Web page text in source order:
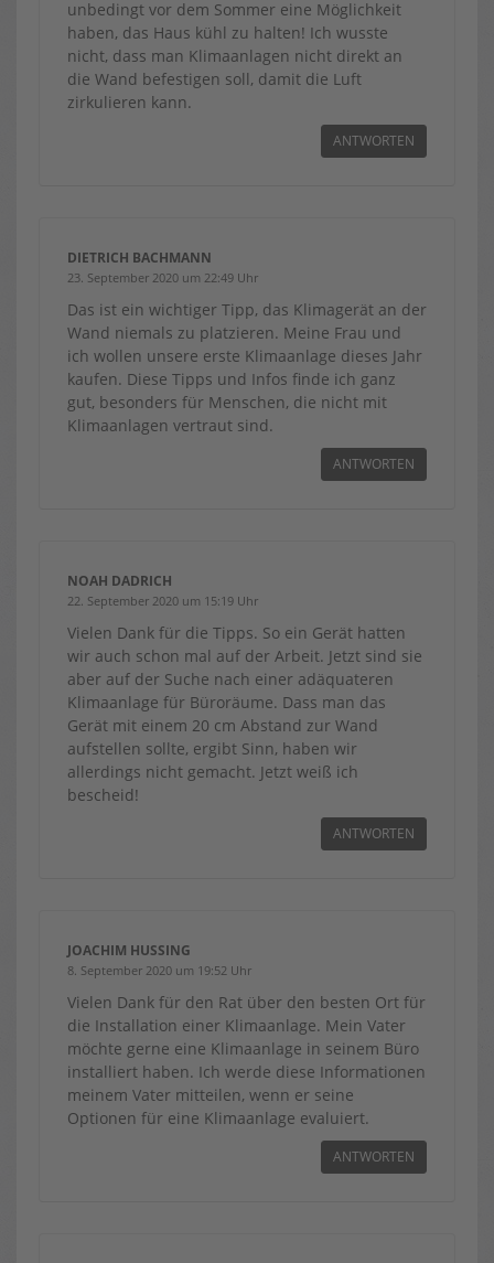
unbedingt vor dem Sommer eine Möglichkeit
haben, das Haus kühl zu halten! Ich wusste
nicht, dass man Klimaanlagen nicht direkt an
die Wand befestigen soll, damit die Luft
zirkulieren kann.
ANTWORTEN
DIETRICH BACHMANN
23. September 2020 um 22:49 Uhr
Das ist ein wichtiger Tipp, das Klimagerät an der
Wand niemals zu platzieren. Meine Frau und
ich wollen unsere erste Klimaanlage dieses Jahr
kaufen. Diese Tipps und Infos finde ich ganz
gut, besonders für Menschen, die nicht mit
Klimaanlagen vertraut sind.
ANTWORTEN
NOAH DADRICH
22. September 2020 um 15:19 Uhr
Vielen Dank für die Tipps. So ein Gerät hatten
wir auch schon mal auf der Arbeit. Jetzt sind sie
aber auf der Suche nach einer adäquateren
Klimaanlage für Büroräume. Dass man das
Gerät mit einem 20 cm Abstand zur Wand
aufstellen sollte, ergibt Sinn, haben wir
allerdings nicht gemacht. Jetzt weiß ich
bescheid!
ANTWORTEN
JOACHIM HUSSING
8. September 2020 um 19:52 Uhr
Vielen Dank für den Rat über den besten Ort für
die Installation einer Klimaanlage. Mein Vater
möchte gerne eine Klimaanlage in seinem Büro
installiert haben. Ich werde diese Informationen
meinem Vater mitteilen, wenn er seine
Optionen für eine Klimaanlage evaluiert.
ANTWORTEN